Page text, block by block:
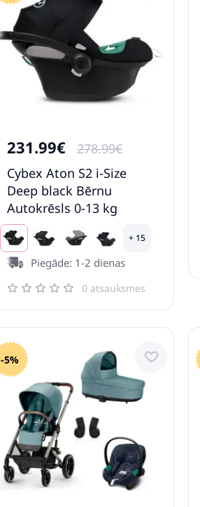
231.99€
278.99€
Cybex Aton S2 i-Size
Deep black Bērnu
Autokrēsls 0-13 kg
+ 15
Piegāde: 1-2 dienas
0 atsauksmes
-5%